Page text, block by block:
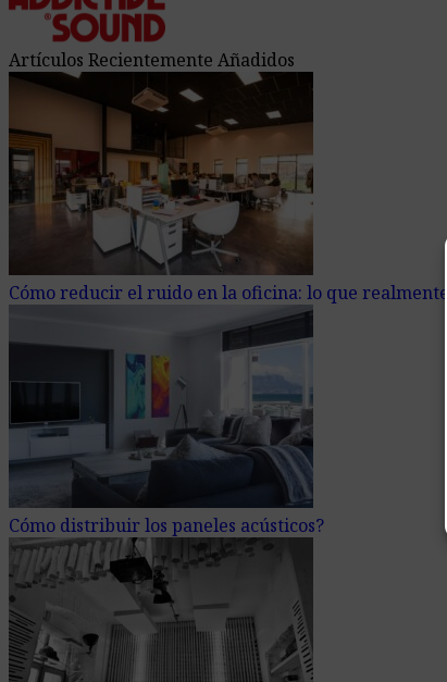
Artículos Recientemente Añadidos
Cómo reducir el ruido en la oficina: lo que realmente
Cómo distribuir los paneles acústicos?